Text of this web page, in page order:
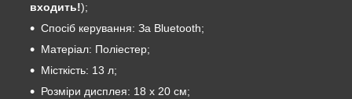
входить!);
Спосіб керування: За Bluetooth;
Матеріал: Поліестер;
Місткість: 13 л;
Розміри дисплея: 18 х 20 см;